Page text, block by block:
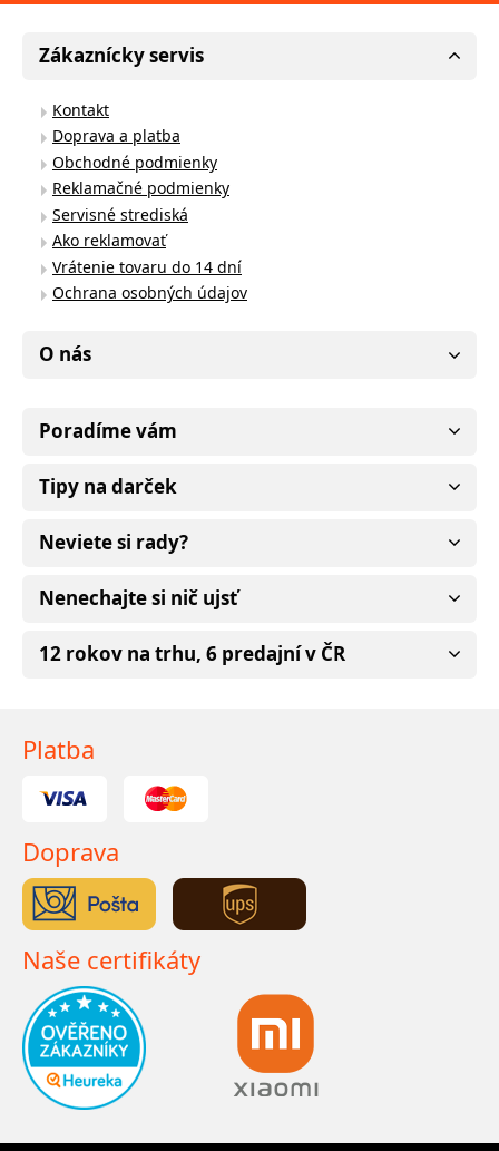
Zákaznícky servis
Kontakt
Doprava a platba
Obchodné podmienky
Reklamačné podmienky
Servisné strediská
Ako reklamovať
Vrátenie tovaru do 14 dní
Ochrana osobných údajov
O nás
Poradíme vám
Tipy na darček
Neviete si rady?
Nenechajte si nič ujsť
12 rokov na trhu, 6 predajní v ČR
Platba
Doprava
Naše certifikáty